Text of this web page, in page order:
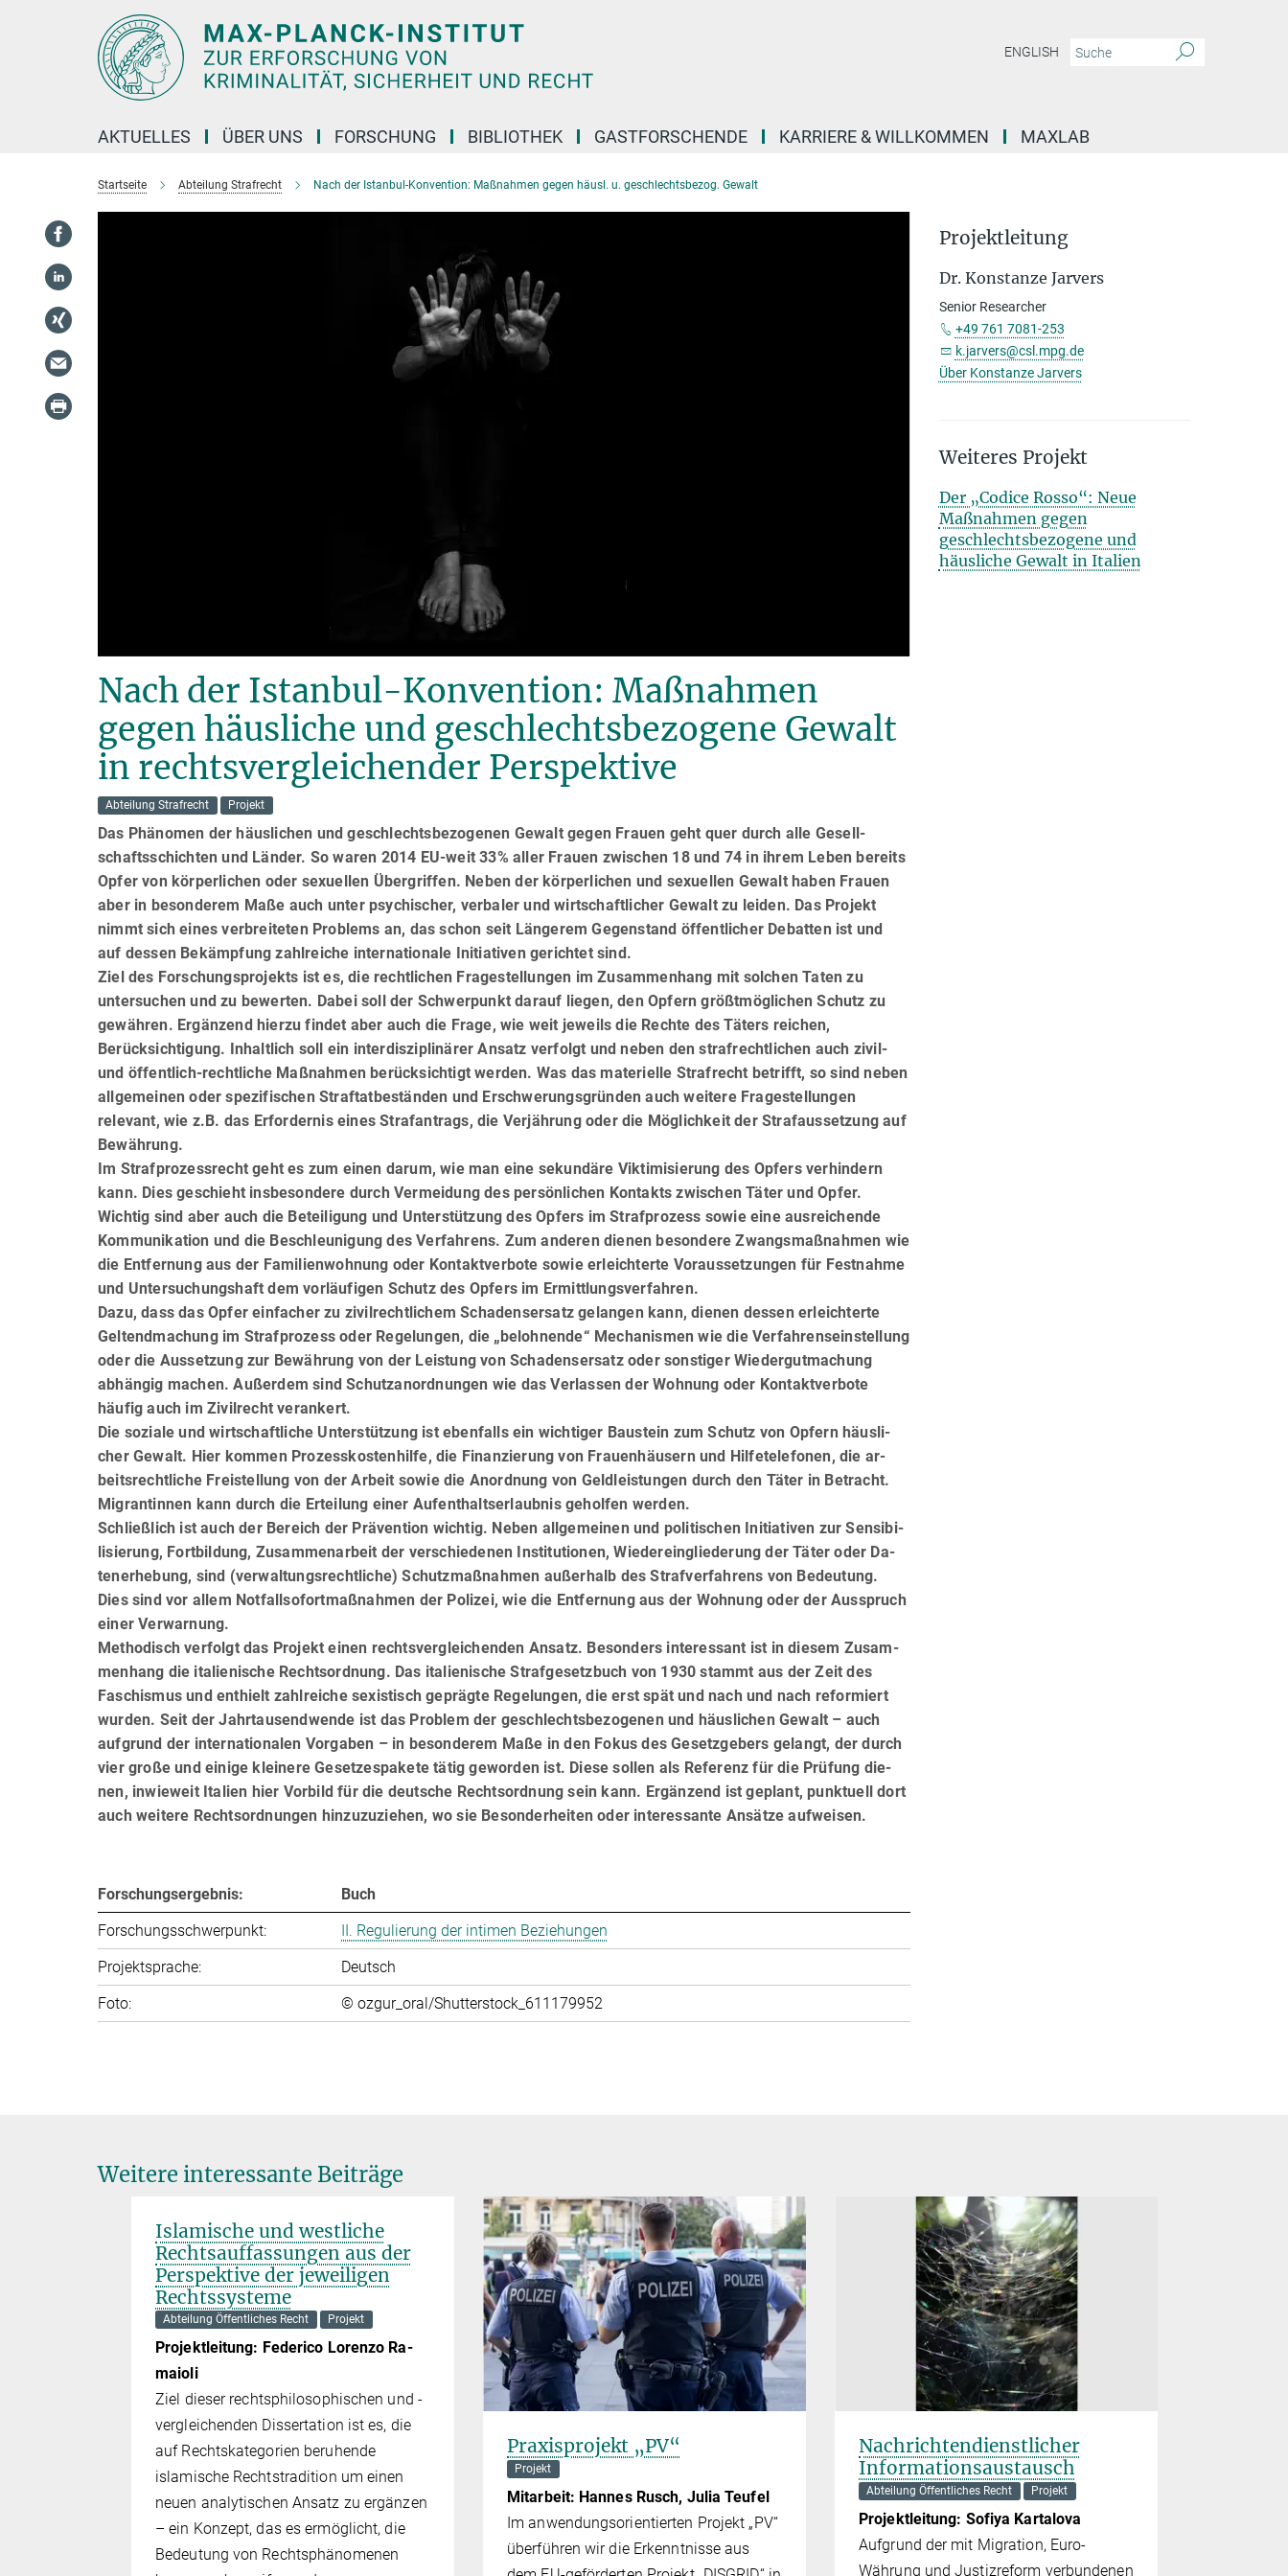
ENGLISH
AKTUELLES ÜBER UNS FORSCHUNG BIBLIOTHEK GASTFORSCHENDE KARRIERE & WILLKOMMEN MAXLAB
Startseite Abteilung Strafrecht Nach der Istanbul-Konvention: Maßnahmen gegen häusl. u. geschlechtsbezog. Gewalt
Nach der Istanbul-Konvention: Maßnahmen
gegen häusliche und geschlechts­bezo­gene Gewalt
in rechtsvergleichender Perspektive
Abteilung Strafrecht Projekt
Das Phänomen der häuslichen und geschlechts­be­zoge­nen Gewalt gegen Frauen geht quer durch alle Gesell­
schafts­schichten und Länder. So waren 2014 EU-weit 33% aller Frauen zwischen 18 und 74 in ihrem Leben bereits
Opfer von körper­li­chen oder sexuel­len Übergriffen. Neben der körperlichen und sexuellen Gewalt haben Frauen
aber in besonderem Maße auch unter psychischer, verbaler und wirtschaftlicher Gewalt zu leiden. Das Projekt
nimmt sich eines verbreiteten Problems an, das schon seit Längerem Gegenstand öffentlicher Debatten ist und
auf dessen Bekämpfung zahlreiche internationale Initiativen gerichtet sind.
Ziel des Forschungsprojekts ist es, die rechtlichen Fragestellungen im Zusammenhang mit solchen Taten zu
unter­su­chen und zu bewerten. Dabei soll der Schwerpunkt darauf liegen, den Opfern größtmöglichen Schutz zu
gewäh­ren. Ergänzend hierzu findet aber auch die Frage, wie weit jeweils die Rechte des Täters reichen,
Berücksichtigung. Inhaltlich soll ein interdisziplinärer Ansatz verfolgt und neben den strafrechtlichen auch zivil-
und öffentlich-rechtliche Maßnahmen berücksichtigt werden. Was das materielle Strafrecht betrifft, so sind neben
allgemeinen oder spezifischen Straftatbeständen und Erschwerungsgründen auch weitere Fragestellungen
relevant, wie z.B. das Erfordernis eines Strafantrags, die Verjährung oder die Möglichkeit der Strafaussetzung auf
Bewährung.
Im Strafprozessrecht geht es zum einen darum, wie man eine sekundäre Viktimisierung des Opfers verhindern
kann. Dies geschieht insbesondere durch Vermeidung des persönlichen Kontakts zwischen Täter und Opfer.
Wichtig sind aber auch die Beteiligung und Unterstützung des Opfers im Strafprozess sowie eine ausreichende
Kommunikation und die Beschleunigung des Verfahrens. Zum anderen dienen besondere Zwangsmaßnahmen wie
die Entfernung aus der Familienwohnung oder Kontaktverbote sowie erleichterte Voraussetzungen für Festnahme
und Untersuchungshaft dem vorläufigen Schutz des Opfers im Ermittlungsverfahren.
Dazu, dass das Opfer einfacher zu zivilrechtlichem Schadensersatz gelangen kann, dienen dessen erleichterte
Geltendma­chung im Strafprozess oder Regelungen, die „belohnende“ Mechanismen wie die Verfahrenseinstellung
oder die Aussetzung zur Bewährung von der Leistung von Schadensersatz oder sonstiger Wiedergutmachung
abhängig machen. Außerdem sind Schutzanordnungen wie das Verlassen der Wohnung oder Kontaktverbote
häufig auch im Zivilrecht verankert.
Die soziale und wirtschaftliche Unterstützung ist ebenfalls ein wichtiger Baustein zum Schutz von Opfern häus­li­
cher Gewalt. Hier kommen Prozesskostenhilfe, die Finanzierung von Frauenhäusern und Hilfetelefonen, die ar­
beits­rechtliche Freistellung von der Arbeit sowie die Anordnung von Geldleistungen durch den Täter in Betracht.
Migrantinnen kann durch die Erteilung einer Aufenthaltserlaubnis geholfen werden.
Schließlich ist auch der Bereich der Prävention wichtig. Neben allgemeinen und politischen Initiativen zur Sensi­bi­
li­sie­rung, Fortbildung, Zusammenarbeit der verschiedenen Institutionen, Wiedereingliederung der Täter oder Da­
ten­erhebung, sind (verwaltungsrechtliche) Schutzmaßnahmen außerhalb des Strafverfahrens von Bedeutung.
Dies sind vor allem Notfallsofort­maß­nah­men der Polizei, wie die Entfernung aus der Wohnung oder der Ausspruch
einer Verwarnung.
Methodisch verfolgt das Projekt einen rechtsvergleichenden Ansatz. Besonders interessant ist in diesem Zusam­
men­hang die italienische Rechtsordnung. Das italienische Strafgesetzbuch von 1930 stammt aus der Zeit des
Faschismus und enthielt zahlreiche sexistisch geprägte Regelungen, die erst spät und nach und nach reformiert
wurden. Seit der Jahrtausendwende ist das Problem der geschlechtsbezogenen und häuslichen Gewalt – auch
aufgrund der internationalen Vorgaben – in besonde­rem Maße in den Fokus des Gesetzgebers gelangt, der durch
vier große und einige kleinere Gesetzespakete tätig geworden ist. Diese sollen als Referenz für die Prüfung die­
nen, inwieweit Italien hier Vorbild für die deutsche Rechtsordnung sein kann. Ergänzend ist geplant, punktuell dort
auch weitere Rechtsordnungen hinzuzuziehen, wo sie Besonderheiten oder interessante Ansätze aufweisen.
Forschungsergebnis:
Buch
Forschungsschwerpunkt:
II. Regulierung der intimen Beziehungen
Projektsprache:
Deutsch
Foto:
© ozgur_oral/Shutterstock_611179952
Projektleitung
Dr. Konstanze Jarvers
Senior Researcher
+49 761 7081-253
k.jarvers@csl.mpg.de
Über Konstanze Jarvers
Weiteres Projekt
Der „Codice Rosso“: Neue
Maßnahmen gegen
geschlechts­bezogene und
häusliche Gewalt in Italien
Weitere interessante Beiträge
Islamische und westliche
Rechtsauffassungen aus der
Perspektive der jeweiligen
Rechtssysteme
Abteilung Öffentliches Recht Projekt
Projektleitung: Fe­de­ri­co Lo­ren­zo Ra­
maio­li
Ziel dieser rechtsphilosophischen und -
vergleichenden Dissertation ist es, die
auf Rechtskategorien beruhende
islamische Rechtstradition um einen
neuen analytischen Ansatz zu ergänzen
– ein Konzept, das es ermöglicht, die
Bedeutung von Rechtsphänomenen
Praxisprojekt „PV“
Projekt
Mitarbeit: Hannes Rusch, Julia Teufel
Im anwendungsorientierten Projekt „PV“
überführen wir die Erkenntnisse aus
Nachrichtendienstlicher
Informationsaustausch
Abteilung Öffentliches Recht Projekt
Projektleitung: So­fi­ya Kar­ta­lo­va
Aufgrund der mit Migration, Euro-
Währung und Justizreform verbundenen